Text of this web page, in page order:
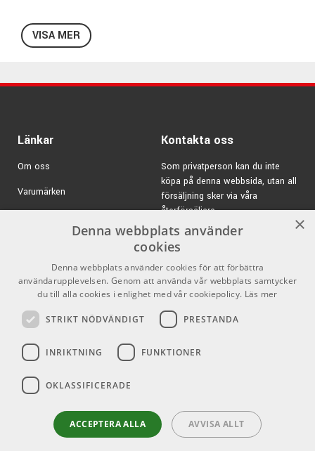
Kropp längd: 49.53 cm
Kropp djup: 11.43 cm
VISA MER
Länkar
Om oss
Varumärken
Försäljningsvillkor
Inlogg för återförsäljare
Kontakta oss
Som privatperson kan du inte
köpa på denna webbsida, utan all
försäljning sker via våra
återförsäljare.
E-post:info@emnordic.se
Pro Audio Sociala medier
Youtube
×
Denna webbplats använder
cookies
Denna webbplats använder cookies för att förbättra
användarupplevelsen. Genom att använda vår webbplats samtycker
du till alla cookies i enlighet med vår cookiepolicy. Läs mer
STRIKT NÖDVÄNDIGT PRESTANDA
INRIKTNING FUNKTIONER
OKLASSIFICERADE
ACCEPTERA ALLA AVVISA ALLT